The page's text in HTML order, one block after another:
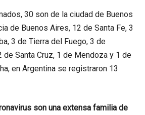
30 son de la ciudad de Buenos
de Buenos Aires, 12 de Santa Fe, 3
3 de Tierra del Fuego, 3 de
de Santa Cruz, 1 de Mendoza y 1 de
en Argentina se registraron 13
son una extensa familia de